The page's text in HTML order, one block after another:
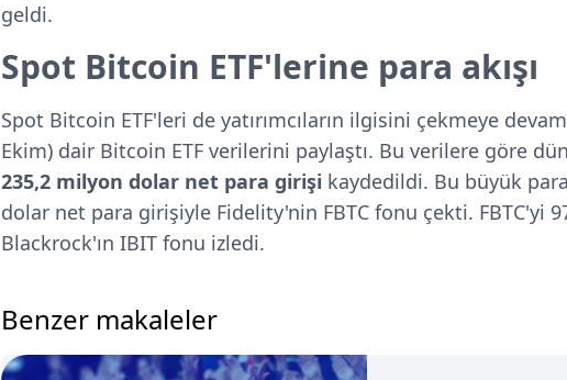
geldi.
Spot Bitcoin ETF'lerine para akışı
Spot Bitcoin ETF'leri de yatırımcıların ilgisini çekmeye
Ekim) dair Bitcoin ETF verilerini paylaştı. Bu verilere göre
235,2 milyon dolar net para girişi kaydedildi. Bu büyük para
dolar net para girişiyle Fidelity'nin FBTC fonu çekti. FBTC'yi
Blackrock'ın IBIT fonu izledi.
Benzer makaleler